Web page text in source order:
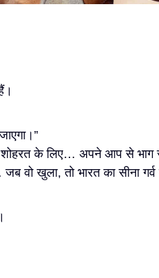
शोहरत के लिए… अपने आप से भाग
वो खुला, तो भारत का सीना गर्व